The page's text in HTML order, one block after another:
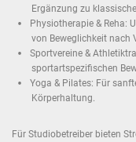
Ergänzung zu
Physiotherapie & Reha:
von Beweglichkeit nach
Sportvereine &
sportartspezifischen
Yoga & Pilates: Für
Körperhaltung.
Für Studiobetreiber bieten